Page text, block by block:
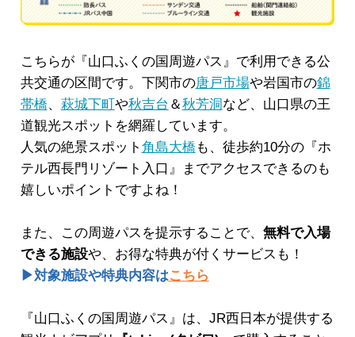
こちらが『山口ふくの国周遊パス』で利用できる公
共交通の区間です。下関市の唐戸市場や岩国市の錦
帯橋、 萩城下町や秋吉台 ＆秋芳洞など、山口県の王
道観光スポットを網羅しています。
人気の絶景スポット 角島大橋 も、徒歩約10分の『ホ
テル西長門リゾート入口』までアクセスできるのも
嬉しいポイントですよね！
また、この周遊パスを提示することで、 無料で入場
できる施設や、お得な特典が付くサービスも！
▶対象施設や特典内容はこちら
『山口ふくの国周遊パス』は、JR西日本が提供する